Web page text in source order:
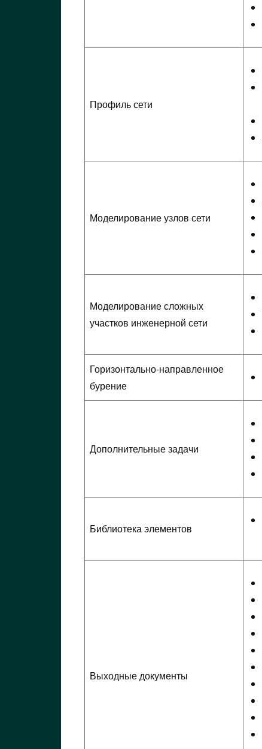
Профиль сети
Моделирование узлов сети
Моделирование сложных
участков инженерной сети
Горизонтально-направленное
бурение
Дополнительные задачи
Библиотека элементов
Выходные документы